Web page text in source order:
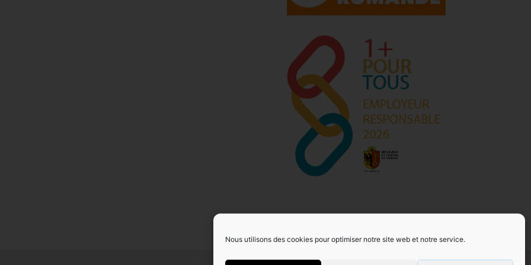
Nous utilisons des cookies pour optimiser notre site web et notre service.